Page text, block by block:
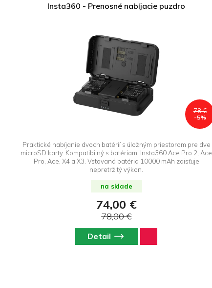
Insta360 - Prenosné nabíjacie puzdro
78 €
-5%
Praktické nabíjanie dvoch batérií s úložným priestorom pre dve
microSD karty. Kompatibilný s batériami Insta360 Ace Pro 2, Ace
Pro, Ace, X4 a X3. Vstavaná batéria 10000 mAh zaisťuje
nepretržitý výkon.
na sklade
74,00 €
78,00 €
Detail